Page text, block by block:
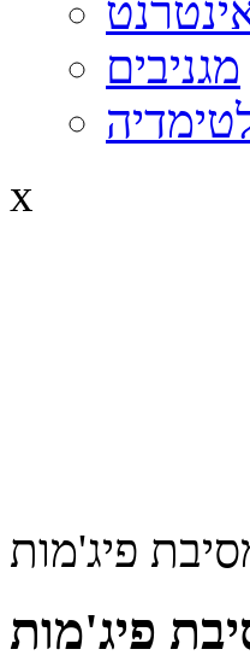
מגניבים
x
פיג'מות
פיג'מות